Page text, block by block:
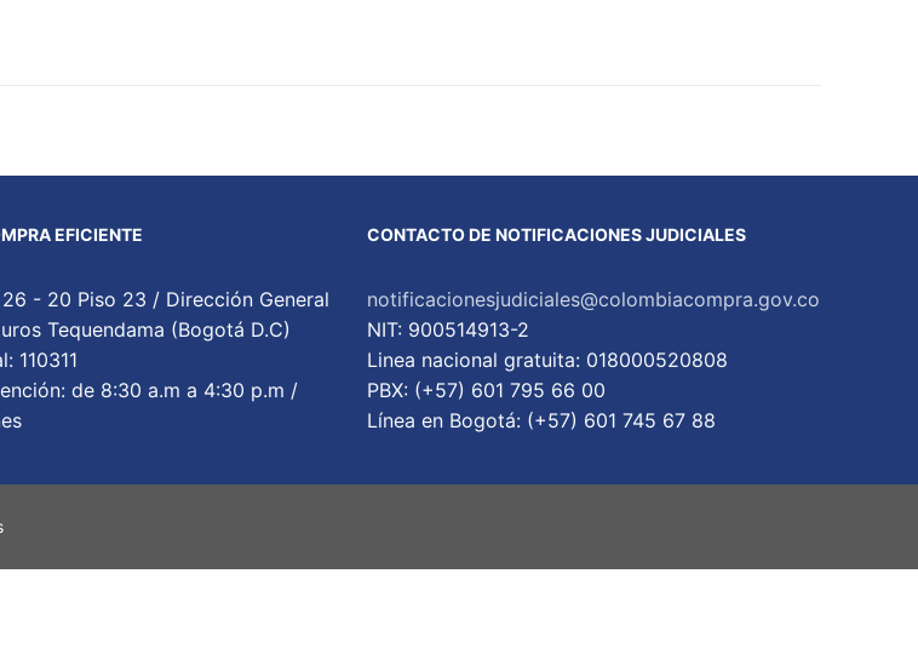
EFICIENTE
- 20 Piso 23 / Dirección General
Tequendama (Bogotá D.C)
110311
de 8:30 a.m a 4:30 p.m /
CONTACTO DE NOTIFICACIONES JUDICIALES
notificacionesjudiciales@colombiacompra.gov.co
NIT: 900514913-2
Linea nacional gratuita: 018000520808
PBX: (+57) 601 795 66 00
Lí­nea en Bogotá: (+57) 601 745 67 88